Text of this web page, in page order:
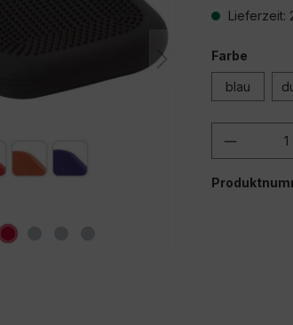
Drittanbieter
Lieferzeit:
Farbe
blau